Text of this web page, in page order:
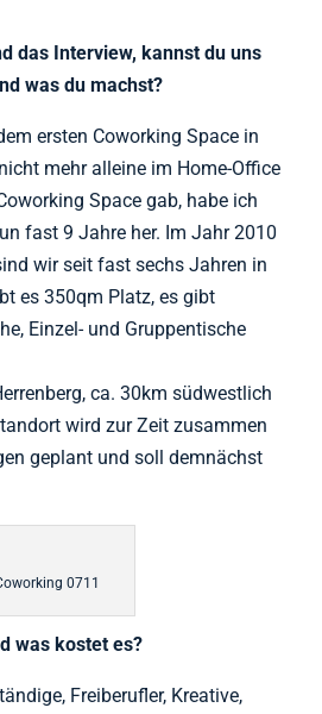
das Interview, kannst du uns
was du machst?
ersten Coworking Space in
mehr alleine im Home-Office
Space gab, habe ich
fast 9 Jahre her. Im Jahr 2010
wir seit fast sechs Jahren in
es 350qm Platz, es gibt
Einzel- und Gruppentische
ca. 30km südwestlich
wird zur Zeit zusammen
geplant und soll demnächst
0711
was kostet es?
Freiberufler, Kreative,